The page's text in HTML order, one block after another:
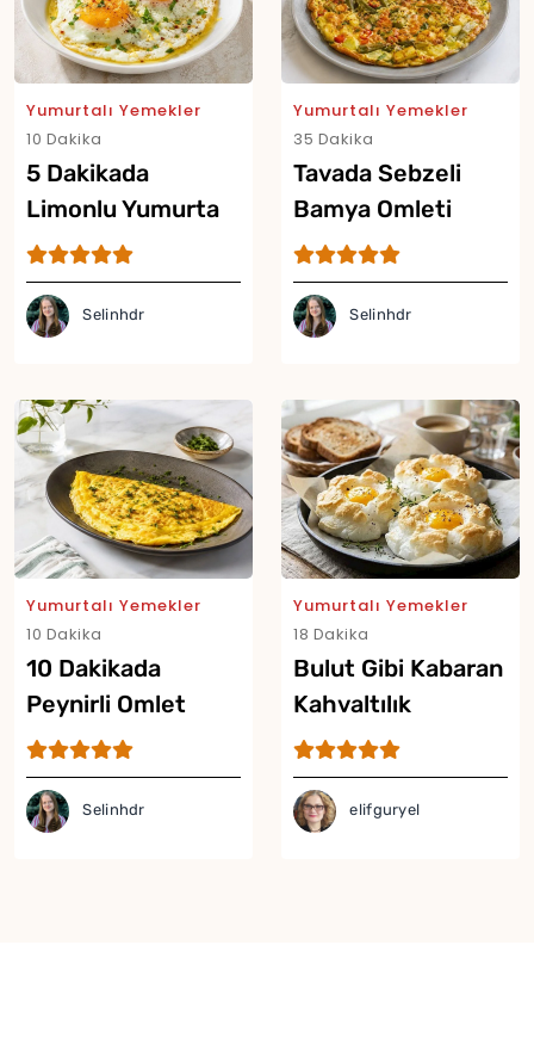
Yumurtalı Yemekler
10 Dakika
5 Dakikada
Limonlu Yumurta
Tarifi
Selinhdr
Yumurtalı Yemekler
35 Dakika
Tavada Sebzeli
Bamya Omleti
Tarifi
Selinhdr
Yumurtalı Yemekler
10 Dakika
10 Dakikada
Peynirli Omlet
Tarifi
Selinhdr
Yumurtalı Yemekler
18 Dakika
Bulut Gibi Kabaran
Kahvaltılık
Yumurta Tarifi
elifguryel